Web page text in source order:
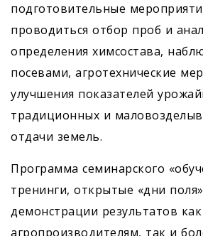
подготовительные
проводиться отбор проб и
определения химсостава,
посевами, агротехнические
улучшения показателей
традиционных и
отдачи земель.
Программа семинарского
тренинги, открытые «дни
демонстрации результатов как
агропроизводителям, так и